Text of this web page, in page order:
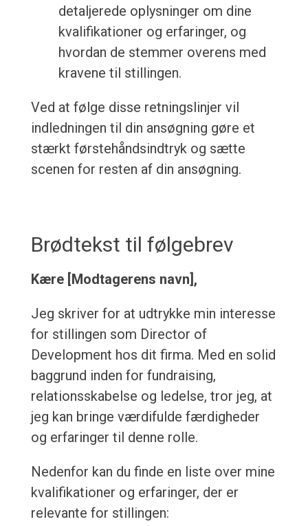
detaljerede oplysninger om dine
kvalifikationer og erfaringer, og
hvordan de stemmer overens med
kravene til stillingen.
Ved at følge disse retningslinjer vil
indledningen til din ansøgning gøre et
stærkt førstehåndsindtryk og sætte
scenen for resten af din ansøgning.
Brødtekst til følgebrev
Kære [Modtagerens navn],
Jeg skriver for at udtrykke min interesse
for stillingen som Director of
Development hos dit firma. Med en solid
baggrund inden for fundraising,
relationsskabelse og ledelse, tror jeg, at
jeg kan bringe værdifulde færdigheder
og erfaringer til denne rolle.
Nedenfor kan du finde en liste over mine
kvalifikationer og erfaringer, der er
relevante for stillingen: